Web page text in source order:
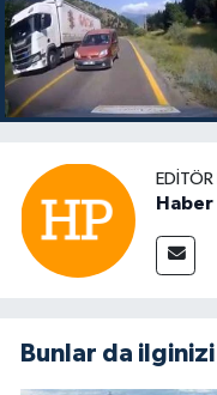
Haber
Bunlar da